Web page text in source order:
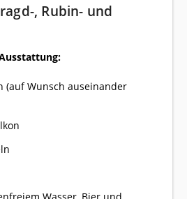
, Rubin- und
(auf Wunsch auseinander